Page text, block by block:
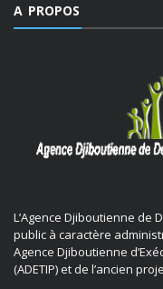
A PROPOS
L’Agence Djiboutienne de
public à caractère
Agence Djiboutienne
(ADETIP) et de l’ancien